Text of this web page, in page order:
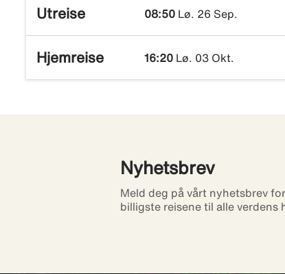
Utreise 08:50 Lø. 26 Sep.
Hjemreise 16:20 Lø. 03 Okt.
Nyhetsbrev
Meld deg på vårt nyhetsbrev
billigste reisene til alle verdens